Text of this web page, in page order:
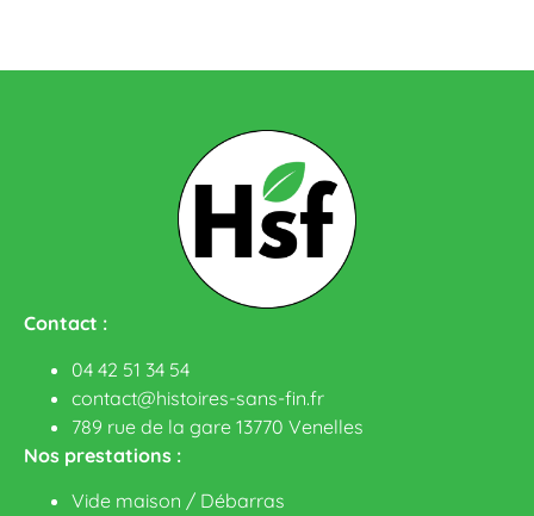
Contact :
04 42 51 34 54
contact@histoires-sans-fin.fr
789 rue de la gare 13770 Venelles
Nos prestations :
Vide maison / Débarras